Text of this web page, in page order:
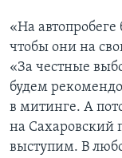
«На автопробеге
чтобы они на
«За честные
будем
в митинге. А
на Сахаровский
выступим. В